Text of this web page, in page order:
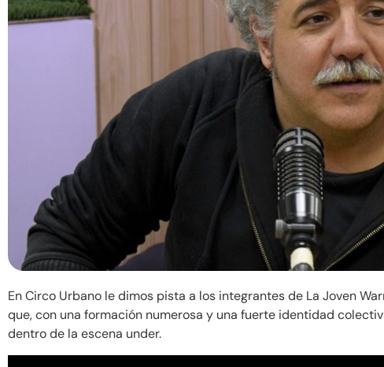
En Circo Urbano le dimos pista a los integrantes de La Joven
que, con una formación numerosa y una fuerte identidad
dentro de la escena under.